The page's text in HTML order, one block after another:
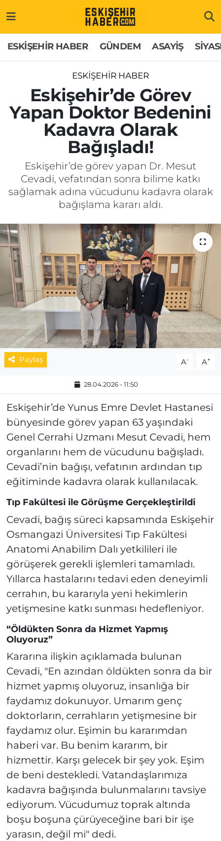
ESKİŞEHİR HABER GÜNDEM ASAYİŞ
ESKİŞEHİR HABER
Eskişehir’de Görev
Yapan Doktor Bedenini
Kadavra Olarak
Bağışladı!
Eskişehir’de görev yapan Dr. Mesut
Cevadi, vefatından sonra bilime katkı
sağlamak adına vücudunu kadavra olarak
bağışlama kararı aldı.
Paylaş A- A+
28.04.2026 - 11:50
Eskişehir’de Yunus Emre Devlet Hastanesi
bünyesinde görev yapan 63 yaşındaki
Genel Cerrahi Uzmanı Mesut Cevadi, hem
organlarını hem de vücudunu bağışladı.
Cevadi’nin bağışı, vefatının ardından tıp
eğitiminde kadavra olarak kullanılacak.
Tıp Fakültesi ile Görüşme Gerçekleştirildi
Cevadi, bağış süreci kapsamında Eskişehir
Osmangazi Üniversitesi Tıp Fakültesi
Anatomi Anabilim Dalı yetkilileri ile
görüşerek gerekli işlemleri tamamladı.
Yıllarca hastalarını tedavi eden deneyimli
cerrahın, bu kararıyla yeni hekimlerin
yetişmesine katkı sunması hedefleniyor.
“Öldükten Sonra da Hizmet Yapmış
Oluyoruz”
Kararına ilişkin açıklamada bulunan
Cevadi, "En azından öldükten sonra da bir
hizmet yapmış oluyoruz, insanlığa bir
faydamız dokunuyor. Umarım genç
doktorların, cerrahların yetişmesine bir
faydamız olur. Eşimin bu kararımdan
haberi var. Bu benim kararım, bir
hizmettir. Karşı gelecek bir şey yok. Eşim
de beni destekledi. Vatandaşlarımıza
kadavra bağışında bulunmalarını tavsiye
ediyorum. Vücudumuz toprak altında
boşu boşuna çürüyeceğine bari bir işe
yarasın, değil mi" dedi.
GÜNDEM
ASAYİŞ
SİYASET
EKONOMİ
SAĞLIK
EĞİTİM
MAGAZİN
ESKİŞEHİRSPOR
Hakkımızda
İletişim
Künye
Odunpazarı Trafik Yoğunluk Haritası
Süper Lig Puan Durumu ve Fikstür
Tüm Manşetler
Son Dakika Haberleri
Haber Arşivi